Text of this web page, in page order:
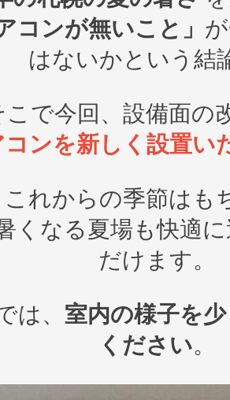
コンが無いこと」
はないかという結
こで今回、設備面の
コンを新しく設置い
これからの季節はも
くなる夏場も快適
だけます。
は、 室内の様子を
ください。